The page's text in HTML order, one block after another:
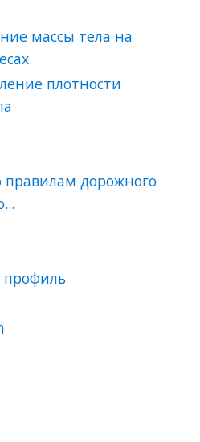
массы тела на
плотности
правилам дорожного
профиль